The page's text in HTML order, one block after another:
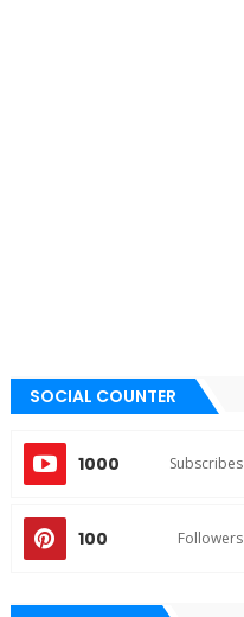
SOCIAL COUNTER
1000 Subscribes
100 Followers